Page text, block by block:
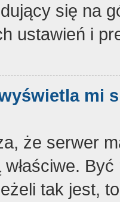
się na
ustawień i
mi
że serwer
tak jest,